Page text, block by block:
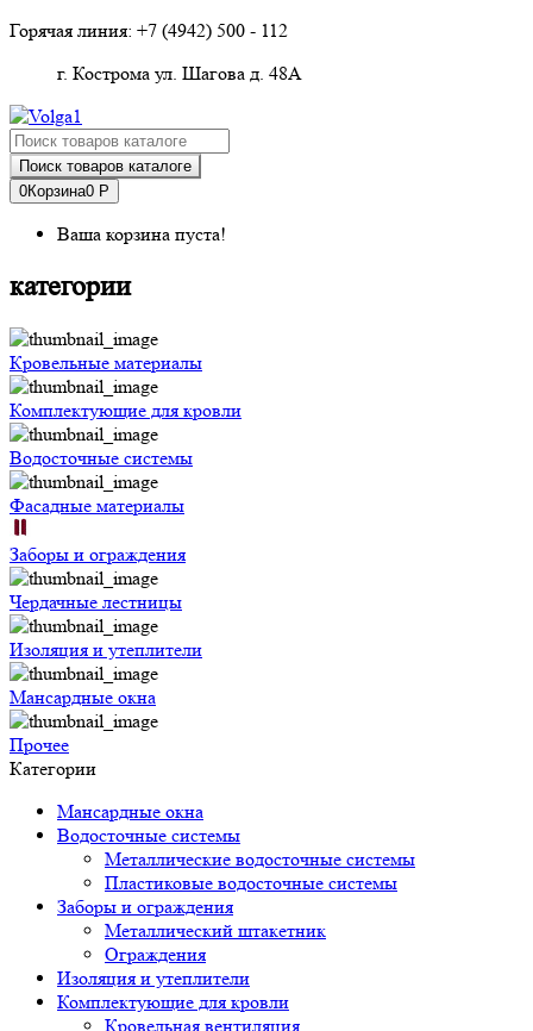
Горячая линия: +7 (4942) 500 - 112
г. Кострома ул. Шагова д. 48А
Поиск товаров каталоге
0Корзина0 Р
Ваша корзина пуста!
категории
Кровельные материалы
Комплектующие для кровли
Водосточные системы
Фасадные материалы
Заборы и ограждения
Чердачные лестницы
Изоляция и утеплители
Мансардные окна
Прочее
Категории
Мансардные окна
Водосточные системы
Металлические водосточные системы
Пластиковые водосточные системы
Заборы и ограждения
Металлический штакетник
Ограждения
Изоляция и утеплители
Комплектующие для кровли
Кровельная вентиляция